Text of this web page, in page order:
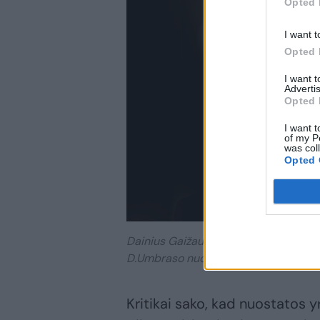
I want
Opted
I want
Opted
I want
of my
was
Opted
Dainius Gaižauskas.
D.Umbraso nuotr.
Kritikai sako, kad nuostatos